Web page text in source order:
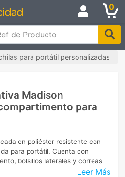
0
de Producto
para portátil personalizadas
Madison
para
Leer Más
en poliéster resistente con
para portátil. Cuenta con
bolsillos laterales y correas